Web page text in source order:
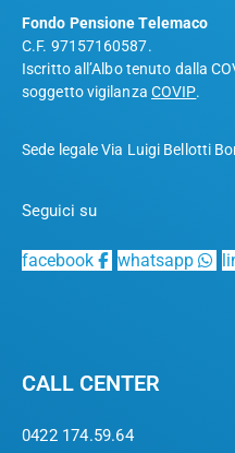
Fondo Pensione Telemaco
C.F. 97157160587.
Iscritto all’Albo tenuto dalla
soggetto vigilanza COVIP.
Sede legale Via Luigi Bellotti
Seguici su
facebook whatsapp
CALL CENTER
0422 174.59.64